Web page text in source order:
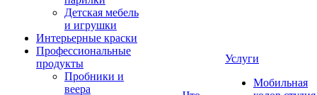
Детская мебель
и игрушки
Интерьерные краски
Профессиональные
продукты
Пробники и
веера
Услуги
Мобильная